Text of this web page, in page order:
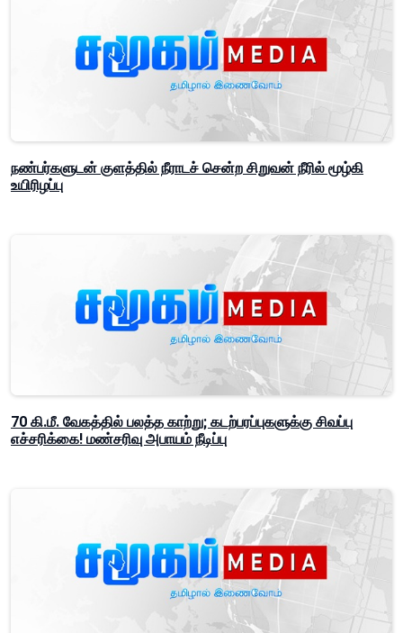
நண்பர்களுடன் குளத்தில் நீராடச் சென்ற சிறுவன் நீரில் மூழ்கி
உயிரிழப்பு
70 கி.மீ. வேகத்தில் பலத்த காற்று; கடற்பரப்புகளுக்கு சிவப்பு
எச்சரிக்கை! மண்சரிவு அபாயம் நீடிப்பு